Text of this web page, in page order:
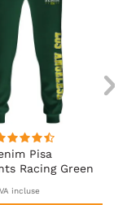
Pisa
Racing Green
incluse